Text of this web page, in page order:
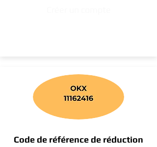
Code de référence de réduction